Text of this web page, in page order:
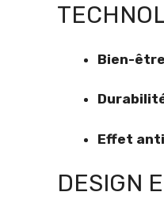
Bien-
Effet
DESIGN